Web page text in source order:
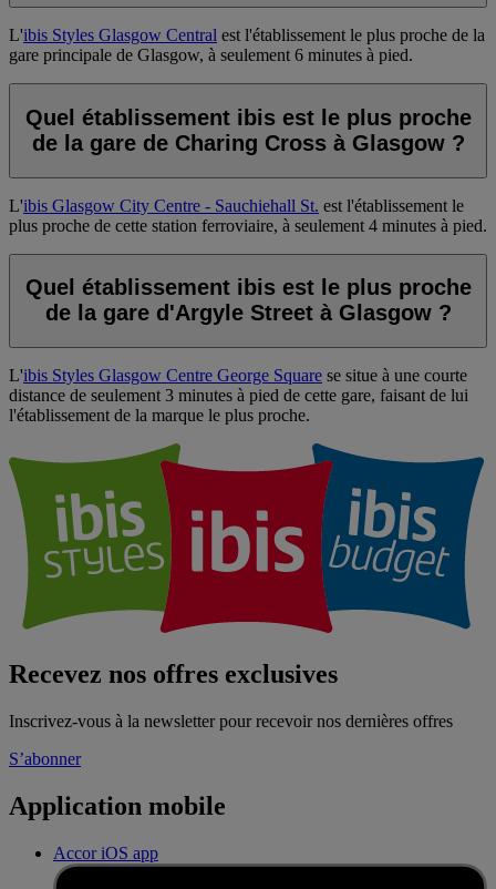
L'ibis Styles Glasgow Central est l'établissement le plus proche de la
gare principale de Glasgow, à seulement 6 minutes à pied.
Quel établissement ibis est le plus proche
de la gare de Charing Cross à Glasgow ?
L'ibis Glasgow City Centre - Sauchiehall St. est l'établissement le
plus proche de cette station ferroviaire, à seulement 4 minutes à pied.
Quel établissement ibis est le plus proche
de la gare d'Argyle Street à Glasgow ?
L'ibis Styles Glasgow Centre George Square se situe à une courte
distance de seulement 3 minutes à pied de cette gare, faisant de lui
l'établissement de la marque le plus proche.
Recevez nos offres exclusives
Inscrivez-vous à la newsletter pour recevoir nos dernières offres
S’abonner
Application mobile
Accor iOS app